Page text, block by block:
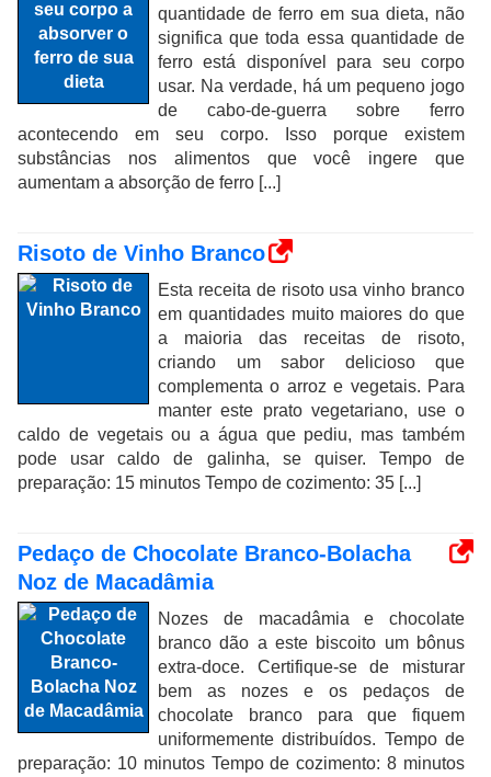
quantidade de ferro em sua dieta, não
significa que toda essa quantidade de
ferro está disponível para seu corpo
usar. Na verdade, há um pequeno jogo
de cabo-de-guerra sobre ferro
acontecendo em seu corpo. Isso porque existem
substâncias nos alimentos que você ingere que
aumentam a absorção de ferro [...]
Risoto de Vinho Branco
Esta receita de risoto usa vinho branco
em quantidades muito maiores do que
a maioria das receitas de risoto,
criando um sabor delicioso que
complementa o arroz e vegetais. Para
manter este prato vegetariano, use o
caldo de vegetais ou a água que pediu, mas também
pode usar caldo de galinha, se quiser. Tempo de
preparação: 15 minutos Tempo de cozimento: 35 [...]
Pedaço de Chocolate Branco-Bolacha
Noz de Macadâmia
Nozes de macadâmia e chocolate
branco dão a este biscoito um bônus
extra-doce. Certifique-se de misturar
bem as nozes e os pedaços de
chocolate branco para que fiquem
uniformemente distribuídos. Tempo de
preparação: 10 minutos Tempo de cozimento: 8 minutos